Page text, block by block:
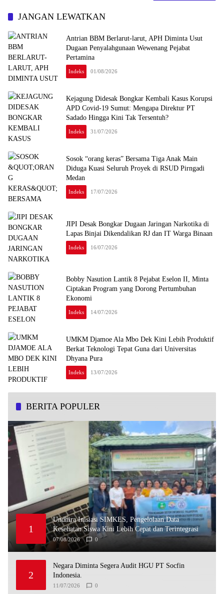
JANGAN LEWATKAN
Antrian BBM Berlarut-larut, APH Diminta Usut
Dugaan Penyalahgunaan Wewenang Pejabat
Pertamina
Indeks 01/08/2026
Kejagung Didesak Bongkar Kembali Kasus Korupsi
APD Covid-19 Sumut: Mengapa Direktur PT
Sadado Hingga Kini Tak Tersentuh?
Indeks 31/07/2026
Sosok “orang keras” Bersama Tiga Anak Main
Diduga Kuasi Seluruh Proyek di RSUD Pirngadi
Medan
Indeks 17/07/2026
JIPI Desak Bongkar Dugaan Jaringan Narkotika di
Lapas Binjai Dikendalikan RJ dan IT Warga Binaan
Indeks 16/07/2026
Bobby Nasution Lantik 8 Pejabat Eselon II, Minta
Ciptakan Program yang Dorong Pertumbuhan
Ekonomi
Indeks 14/07/2026
UMKM Djamoe Ala Mbo Dek Kini Lebih Produktif
Berkat Teknologi Tepat Guna dari Universitas
Dhyana Pura
Indeks 13/07/2026
BERITA POPULER
1
Undhira Inisiasi SIMKES, Pengelolaan Data
Kesehatan Siswa Kini Lebih Cepat dan Terintegrasi
07/08/2026 0
2
Negara Diminta Segera Audit HGU PT Socfin
Indonesia.
11/07/2026 0